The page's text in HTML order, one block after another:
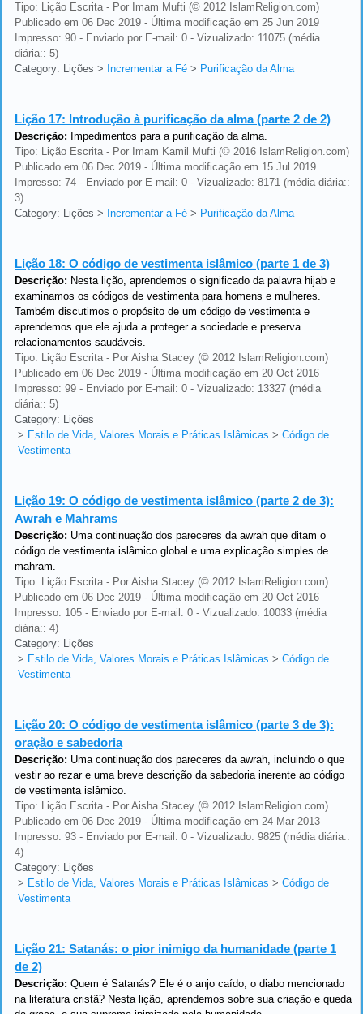
Tipo: Lição Escrita - Por Imam Mufti (© 2012 IslamReligion.com)
Publicado em 06 Dec 2019 - Última modificação em 25 Jun 2019
Impresso: 90 - Enviado por E-mail: 0 - Vizualizado: 11075 (média
diária:: 5)
Category: Lições > Incrementar a Fé > Purificação da Alma
Lição 17: Introdução à purificação da alma (parte 2 de 2)
Descrição: Impedimentos para a purificação da alma.
Tipo: Lição Escrita - Por Imam Kamil Mufti (© 2016 IslamReligion.com)
Publicado em 06 Dec 2019 - Última modificação em 15 Jul 2019
Impresso: 74 - Enviado por E-mail: 0 - Vizualizado: 8171 (média diária::
3)
Category: Lições > Incrementar a Fé > Purificação da Alma
Lição 18: O código de vestimenta islâmico (parte 1 de 3)
Descrição: Nesta lição, aprendemos o significado da palavra hijab e
examinamos os códigos de vestimenta para homens e mulheres.
Também discutimos o propósito de um código de vestimenta e
aprendemos que ele ajuda a proteger a sociedade e preserva
relacionamentos saudáveis.
Tipo: Lição Escrita - Por Aisha Stacey (© 2012 IslamReligion.com)
Publicado em 06 Dec 2019 - Última modificação em 20 Oct 2016
Impresso: 99 - Enviado por E-mail: 0 - Vizualizado: 13327 (média
diária:: 5)
Category: Lições
> Estilo de Vida, Valores Morais e Práticas Islâmicas > Código de
Vestimenta
Lição 19: O código de vestimenta islâmico (parte 2 de 3):
Awrah e Mahrams
Descrição: Uma continuação dos pareceres da awrah que ditam o
código de vestimenta islâmico global e uma explicação simples de
mahram.
Tipo: Lição Escrita - Por Aisha Stacey (© 2012 IslamReligion.com)
Publicado em 06 Dec 2019 - Última modificação em 20 Oct 2016
Impresso: 105 - Enviado por E-mail: 0 - Vizualizado: 10033 (média
diária:: 4)
Category: Lições
> Estilo de Vida, Valores Morais e Práticas Islâmicas > Código de
Vestimenta
Lição 20: O código de vestimenta islâmico (parte 3 de 3):
oração e sabedoria
Descrição: Uma continuação dos pareceres da awrah, incluindo o que
vestir ao rezar e uma breve descrição da sabedoria inerente ao código
de vestimenta islâmico.
Tipo: Lição Escrita - Por Aisha Stacey (© 2012 IslamReligion.com)
Publicado em 06 Dec 2019 - Última modificação em 24 Mar 2013
Impresso: 93 - Enviado por E-mail: 0 - Vizualizado: 9825 (média diária::
4)
Category: Lições
> Estilo de Vida, Valores Morais e Práticas Islâmicas > Código de
Vestimenta
Lição 21: Satanás: o pior inimigo da humanidade (parte 1
de 2)
Descrição: Quem é Satanás? Ele é o anjo caído, o diabo mencionado
na literatura cristã? Nesta lição, aprendemos sobre sua criação e queda